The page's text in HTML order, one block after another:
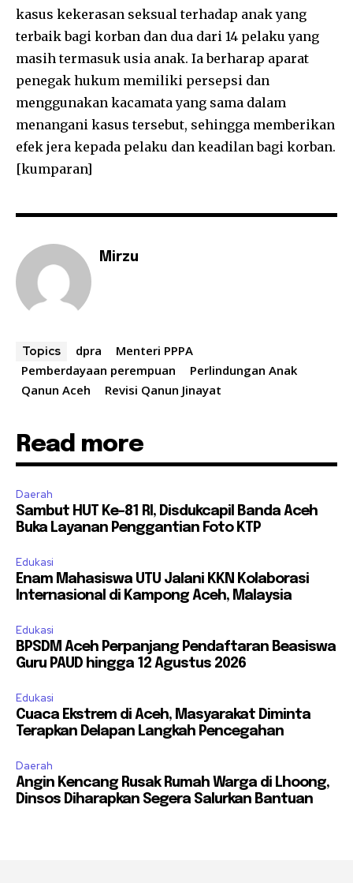
kasus kekerasan seksual terhadap anak yang
terbaik bagi korban dan dua dari 14 pelaku yang
masih termasuk usia anak. Ia berharap aparat
penegak hukum memiliki persepsi dan
menggunakan kacamata yang sama dalam
menangani kasus tersebut, sehingga memberikan
efek jera kepada pelaku dan keadilan bagi korban.
[kumparan]
Mirzu
Topics dpra
Menteri PPPA
Pemberdayaan perempuan
Perlindungan Anak
Qanun Aceh
Revisi Qanun Jinayat
Read more
Daerah
Sambut HUT Ke-81 RI, Disdukcapil Banda Aceh
Buka Layanan Penggantian Foto KTP
Edukasi
Enam Mahasiswa UTU Jalani KKN Kolaborasi
Internasional di Kampong Aceh, Malaysia
Edukasi
BPSDM Aceh Perpanjang Pendaftaran Beasiswa
Guru PAUD hingga 12 Agustus 2026
Edukasi
Cuaca Ekstrem di Aceh, Masyarakat Diminta
Terapkan Delapan Langkah Pencegahan
Daerah
Angin Kencang Rusak Rumah Warga di Lhoong,
Dinsos Diharapkan Segera Salurkan Bantuan